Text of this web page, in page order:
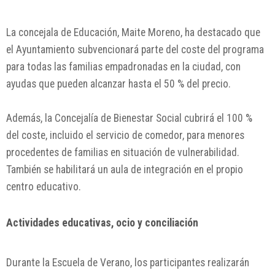
La concejala de Educación, Maite Moreno, ha destacado que
el Ayuntamiento subvencionará parte del coste del programa
para todas las familias empadronadas en la ciudad, con
ayudas que pueden alcanzar hasta el 50 % del precio.
Además, la Concejalía de Bienestar Social cubrirá el 100 %
del coste, incluido el servicio de comedor, para menores
procedentes de familias en situación de vulnerabilidad.
También se habilitará un aula de integración en el propio
centro educativo.
Actividades educativas, ocio y conciliación
Durante la Escuela de Verano, los participantes realizarán